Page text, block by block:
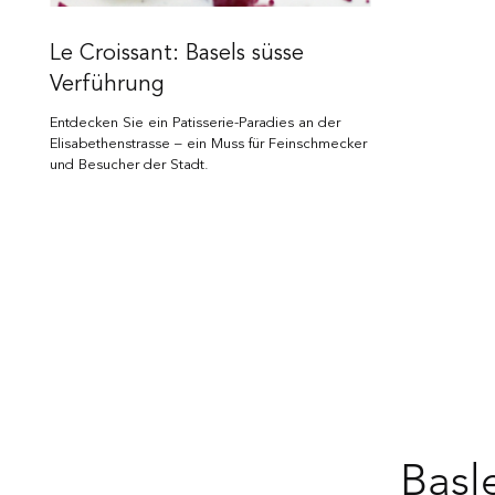
Le Croissant: Basels süsse
Verführung
Entdecken Sie ein Patisserie-Paradies an der
Elisabethenstrasse – ein Muss für Feinschmecker
und Besucher der Stadt.